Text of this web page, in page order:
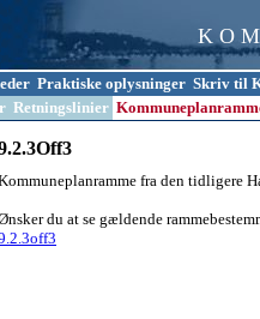
K O
Praktiske oplysninger Skriv til
Retningslinier
fra den tidligere
du at se gældende